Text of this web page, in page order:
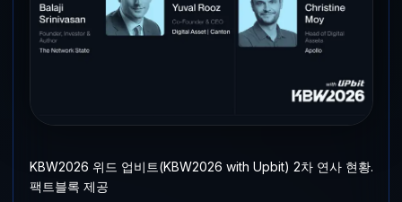
KBW2026 위드 업비트(KBW2026 with Upbit) 2차 연사 현황.
팩트블록 제공